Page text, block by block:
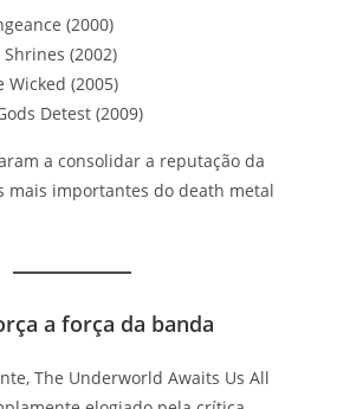
(2000)
(2002)
(2005)
Detest (2009)
a consolidar a reputação da
mais importantes do death metal
a força da banda
The Underworld Awaits Us All